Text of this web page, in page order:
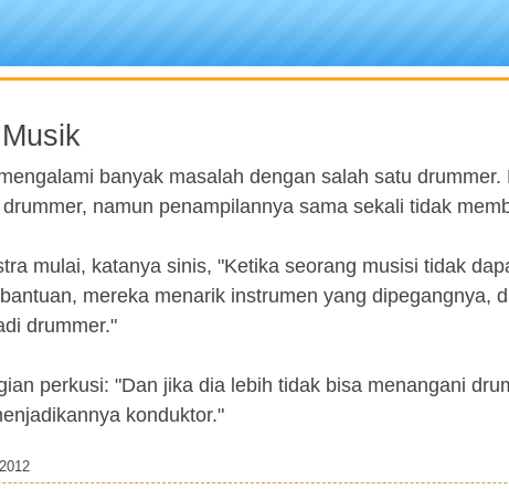
banyak masalah dengan salah satu drummer.
namun penampilannya sama sekali tidak
mulai, katanya sinis, "Ketika seorang musisi tidak
mereka menarik instrumen yang dipegangnya,
drummer."
perkusi: "Dan jika dia lebih tidak bisa menangani
konduktor."